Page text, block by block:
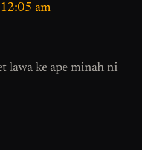
am
lawa ke ape minah ni